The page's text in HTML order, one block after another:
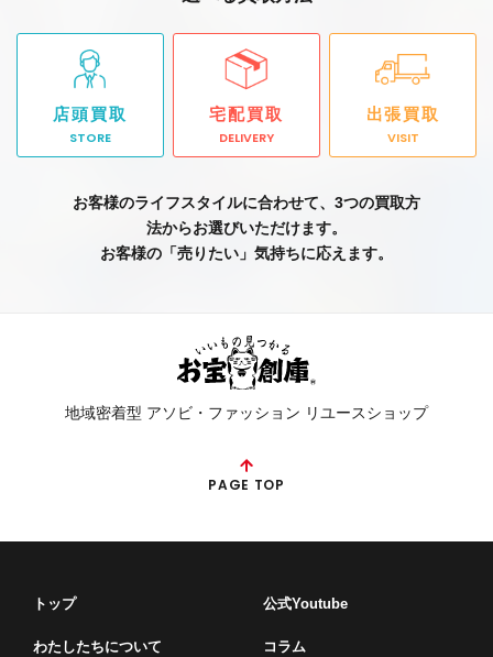
店頭買取
STORE
宅配買取
DELIVERY
出張買取
VISIT
お客様のライフスタイルに合わせて、3つの買取方
法からお選びいただけます。
お客様の「売りたい」気持ちに応えます。
地域密着型 アソビ・ファッション リユースショップ
PAGE TOP
トップ
わたしたちについて
公式Youtube
コラム